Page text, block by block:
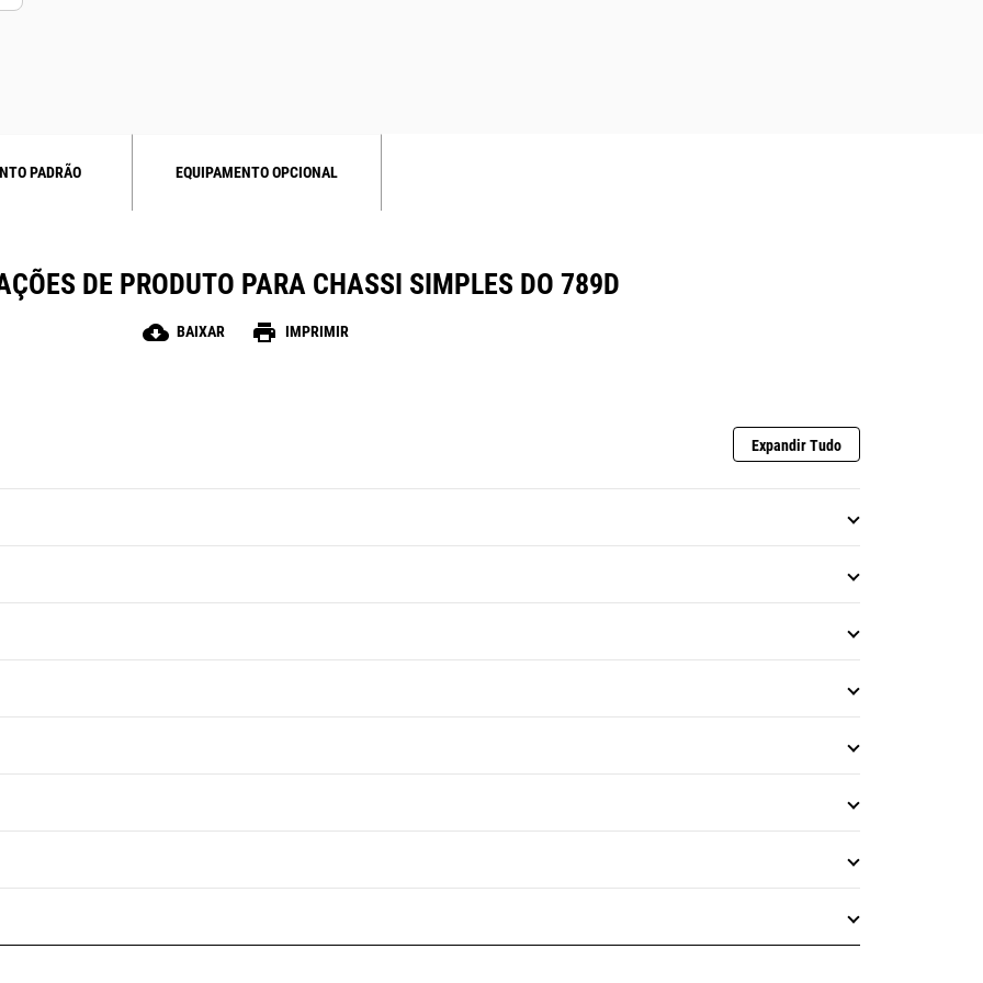
PADRÃO EQUIPAMENTO OPCIONAL
DE PRODUTO PARA CHASSI SIMPLES DO 789D
cloud_download BAIXAR print IMPRIMIR
Expandir Tudo